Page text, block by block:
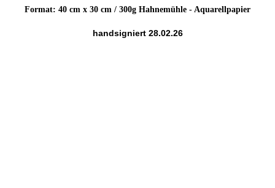
Format: 40 cm x 30 cm / 300g Hahnemühle - Aquarellpapier
handsigniert 28.02.26